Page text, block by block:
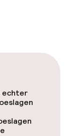
echter